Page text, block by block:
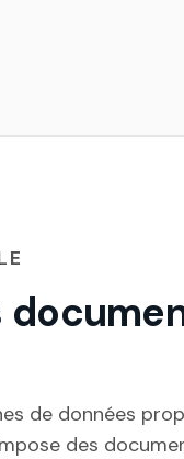
de données
des